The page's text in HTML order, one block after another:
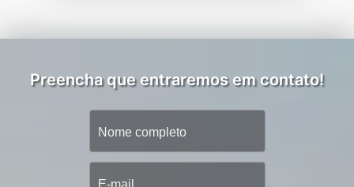
Preencha que entraremos em contato!